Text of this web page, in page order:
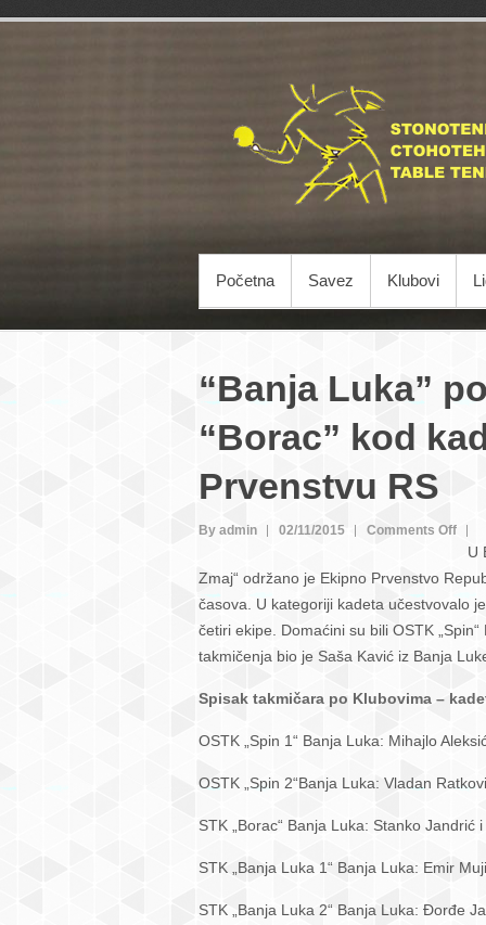
Početna Savez Klubovi
“Banja Luka”
“Borac” kod
Prvenstvu RS
By admin 02/11/2015 Comments Offon
kod
U
Zmaj“ održano je Ekipno Prvenstvo
časova. U kategoriji kadeta učestvovalo
četiri ekipe. Domaćini su bili OSTK
takmičenja bio je Saša Kavić iz Banja
Spisak takmičara po Klubovima –
OSTK „Spin 1“ Banja Luka: Mihajlo
OSTK „Spin 2“Banja Luka: Vladan
STK „Borac“ Banja Luka: Stanko Jandrić
STK „Banja Luka 1“ Banja Luka: Emir
STK „Banja Luka 2“ Banja Luka: Đorđe